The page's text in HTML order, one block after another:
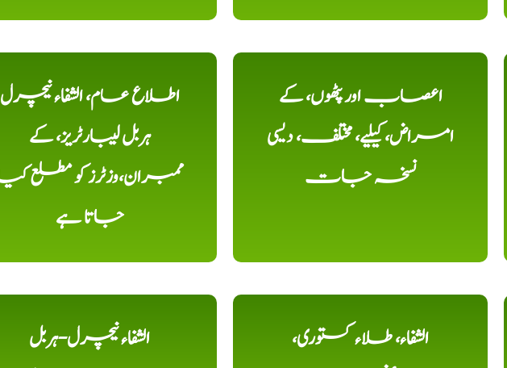
اطلاع عام، الشفاء نیچرل
ہربل لیبارٹریز، کے
ممبران،وزٹرز کو مطلع
جاتا ہے
اعصاب اور پٹھوں، کے
امراض، کیلیے، مختلف، دیسی
نسخہ جات
الشفاء نیچرل-ہربل
الشفاء، طلاء کستوری،